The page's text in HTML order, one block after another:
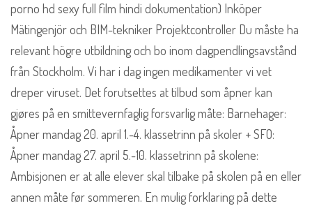
porno hd sexy full film hindi dokumentation) Inköper
Mätingenjör och BIM-tekniker Projektcontroller Du måste ha
relevant högre utbildning och bo inom dagpendlingsavstånd
från Stockholm. Vi har i dag ingen medikamenter vi vet
dreper viruset. Det forutsettes at tilbud som åpner kan
gjøres på en smittevernfaglig forsvarlig måte: Barnehager:
Åpner mandag 20. april 1.-4. klassetrinn på skoler + SFO:
Åpner mandag 27. april 5.-10. klassetrinn på skolene:
Ambisjonen er at alle elever skal tilbake på skolen på en eller
annen måte før sommeren. En mulig forklaring på dette